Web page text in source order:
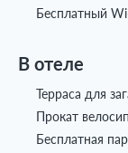
Бесплатный
В отеле
Терраса для
Прокат
Бесплатная